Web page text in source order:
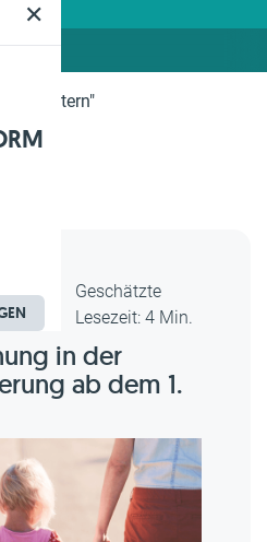
✕
"Eltern"
Geschätzte
Lesezeit: 4 Min.
in der
ab dem 1.